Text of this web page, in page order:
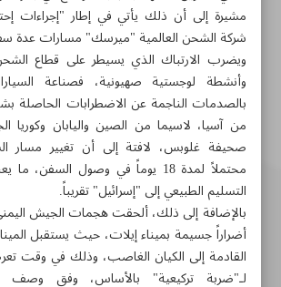
مشيرة إلى أن ذلك يأتي في إطار "إجراءات
شركة الشحن العالمية "ميرسك" مسارات عدة
ويضرب الارتباك الذي يسيطر على قطاع
وأنشطة لوجستية صهيونية، فصناعة
بالصدمات الناجمة عن الاضطرابات الحاصلة
من آسيا، لاسيما من الصين واليابان وكوريا
صحيفة غلوبس، لافتة إلى أن تغيير مسار
محتملاً لمدة 18 يوماً في وصول
التسليم الطبيعي إلى "إسرائيل" تقريباً.
بالإضافة إلى ذلك، ألحقت هجمات الجيش
أضراراً جسيمة بميناء إيلات، حيث يستقبل
القادمة إلى الكيان الغاصب، وذلك في وقت
لـ"ضربة تركيعية" بالأساس، وفق